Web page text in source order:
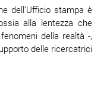
dell’Ufficio stampa è
alla lentezza che
della realtà -,
delle ricercatrici